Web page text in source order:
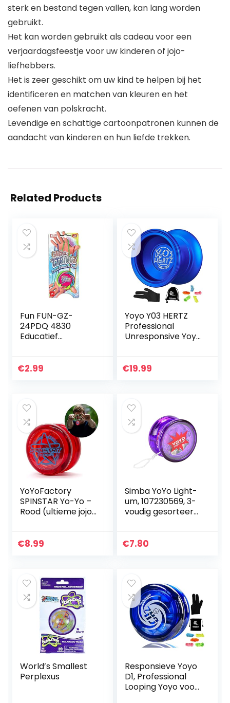
sterk en bestand tegen vallen, kan lang worden
gebruikt.
Het kan worden gebruikt als cadeau voor een
verjaardagsfeestje voor uw kinderen of jojo-
liefhebbers.
Het is zeer geschikt om uw kind te helpen bij het
identificeren en matchen van kleuren en het
oefenen van polskracht.
Levendige en schattige cartoonpatronen kunnen de
aandacht van kinderen en hun liefde trekken.
Related Products
Fun FUN-GZ-
24PDQ 4830
Educatief
€2.99
Yoyo Y03 HERTZ
Professional
Unresponsive Yoyo
YoYo Ball Bearing
€19.99
YoYoFactory
SPINSTAR Yo-Yo –
Rood (ultieme jojo
€8.99
Simba YoYo Light-
um, 107230569, 3-
voudig gesorteerd,
geleverd, met
€7.80
World’s Smallest
Perplexus
Responsieve Yoyo
D1, Professional
Looping Yoyo voor